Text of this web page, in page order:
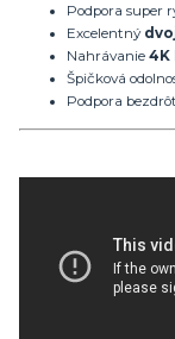
Podpora super
Excelentný
Nahrávanie 4K
Špičková
Podpora